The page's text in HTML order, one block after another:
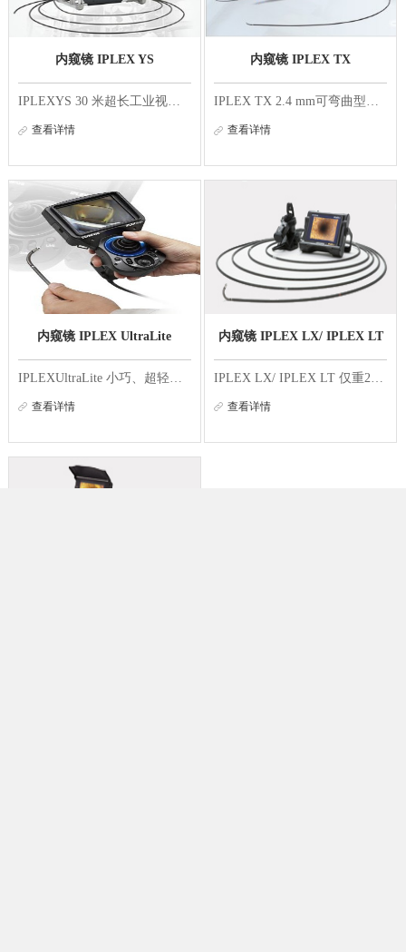
内窥镜 IPLEX YS
IPLEXYS 30 米超长工业视频内窥镜配备了创新的激光照明和高清技术，可实现前所未有的图像质量，具有可操作性 卓越的操作性能 气体弯曲控制实现了在任意长度都有无与伦比的灵活性 多功能的 IPLEXYS 采用创新型气体弯曲控制技术，让用户可以利用紧凑的手持式控...
查看详情
内窥镜 IPLEX TX
IPLEX TX 2.4 mm可弯曲型插入管，适用于在狭小的空间内进行检查 IPLEX TX视频内窥镜可以在由于开口狭小而难以进入的各种部件的内部进行检查。 IPLEX TX不但拥有高画质影像，而且坚固耐用，非常适合对铸件、模具和其他内部空 间狭小的部件进行常规检查。 世界...
查看详情
内窥镜 IPLEX UltraLite
查看详情
内窥镜 IPLEX LX/ IPLEX LT
查看详情